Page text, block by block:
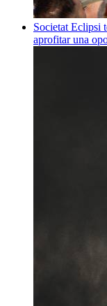
Societat Eclipsi
aprofitar una